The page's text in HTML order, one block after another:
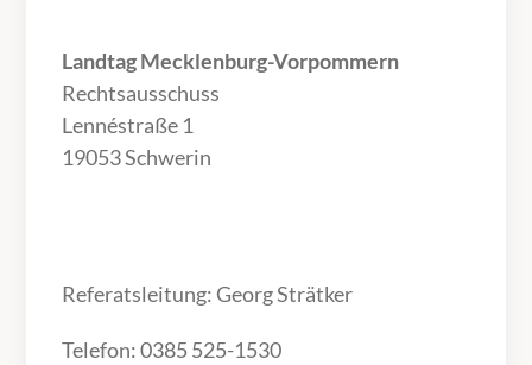
Landtag Mecklenburg-Vorpommern
Rechtsausschuss
Lennéstraße 1
19053 Schwerin
Referatsleitung: Georg Strätker
Telefon: 0385 525-1530